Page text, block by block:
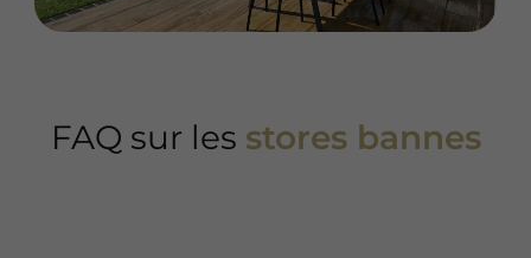
FAQ sur les stores bannes